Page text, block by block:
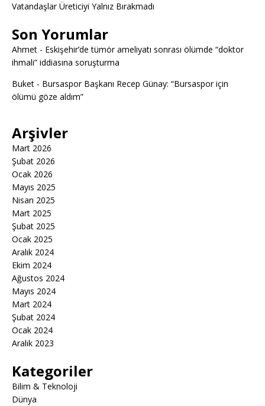
Vatandaşlar Üreticiyi Yalnız Bırakmadı
Son Yorumlar
Ahmet - Eskişehir’de tümör ameliyatı sonrası ölümde “doktor
ihmali” iddiasına soruşturma
Buket - Bursaspor Başkanı Recep Günay: “Bursaspor için
ölümü göze aldım”
Arşivler
Mart 2026
Şubat 2026
Ocak 2026
Mayıs 2025
Nisan 2025
Mart 2025
Şubat 2025
Ocak 2025
Aralık 2024
Ekim 2024
Ağustos 2024
Mayıs 2024
Mart 2024
Şubat 2024
Ocak 2024
Aralık 2023
Kategoriler
Bilim & Teknoloji
Dünya